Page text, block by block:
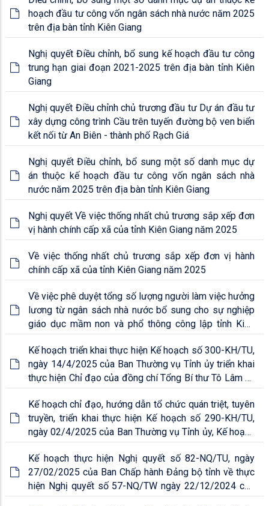
hoạch đầu tư công vốn ngân sách nhà nước năm 2025
trên địa bàn tỉnh Kiên Giang
Nghị quyết Điều chỉnh, bổ sung kế hoạch đầu tư công
trung hạn giai đoạn 2021-2025 trên địa bàn tỉnh Kiên
Giang
Nghị quyết Điều chỉnh chủ trương đầu tư Dự án đầu tư
xây dựng công trình Cầu trên tuyến đường bộ ven biển
kết nối từ An Biên - thành phố Rạch Giá
Nghị quyết Điều chỉnh, bổ sung một số danh mục dự
án thuộc kế hoạch đầu tư công vốn ngân sách nhà
nước năm 2025 trên địa bàn tỉnh Kiên Giang
Nghị quyết Về việc thống nhất chủ trương sắp xếp đơn
vị hành chính cấp xã của tỉnh Kiên Giang năm 2025
Về việc thống nhất chủ trương sắp xếp đơn vị hành
chính cấp xã của tỉnh Kiên Giang năm 2025
Về việc phê duyệt tổng số lượng người làm việc hưởng
lương từ ngân sách nhà nước bổ sung cho sự nghiệp
giáo dục mầm non và phổ thông công lập tỉnh Kiên
Giang năm học 2024 - 2025
Kế hoạch triển khai thực hiện Kế hoạch số 300-KH/TU,
ngày 14/4/2025 của Ban Thường vụ Tỉnh ủy triển khai
thực hiện Chỉ đạo của đồng chí Tổng Bí thư Tô Lâm về
công tác kiểm tra, giám sát và thi hành lỷ luật Đảng
theo Kế hoạch số 219-KH/UBKTTW, ngày 14/3/20
Kế hoạch chỉ đạo, hướng dẫn tổ chức quán triệt, tuyên
truyền, triển khai thực hiện Kế hoạch số 290-KH/TU,
ngày 02/4/2025 của Ban Thường vụ Tỉnh ủy, Kế hoạch
số 14-KH/BTGDVTW của Ban Tuyên giáo và Dân vận
Trung ương
Kế hoạch thực hiện Nghị quyết số 82-NQ/TU, ngày
27/02/2025 của Ban Chấp hành Đảng bộ tỉnh về thực
hiện Nghị quyết số 57-NQ/TW ngày 22/12/2024 của
Bộ Chính trị về đột phá phát triển khoa học, công nghệ,